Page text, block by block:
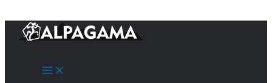
содержимому
Main
Menu